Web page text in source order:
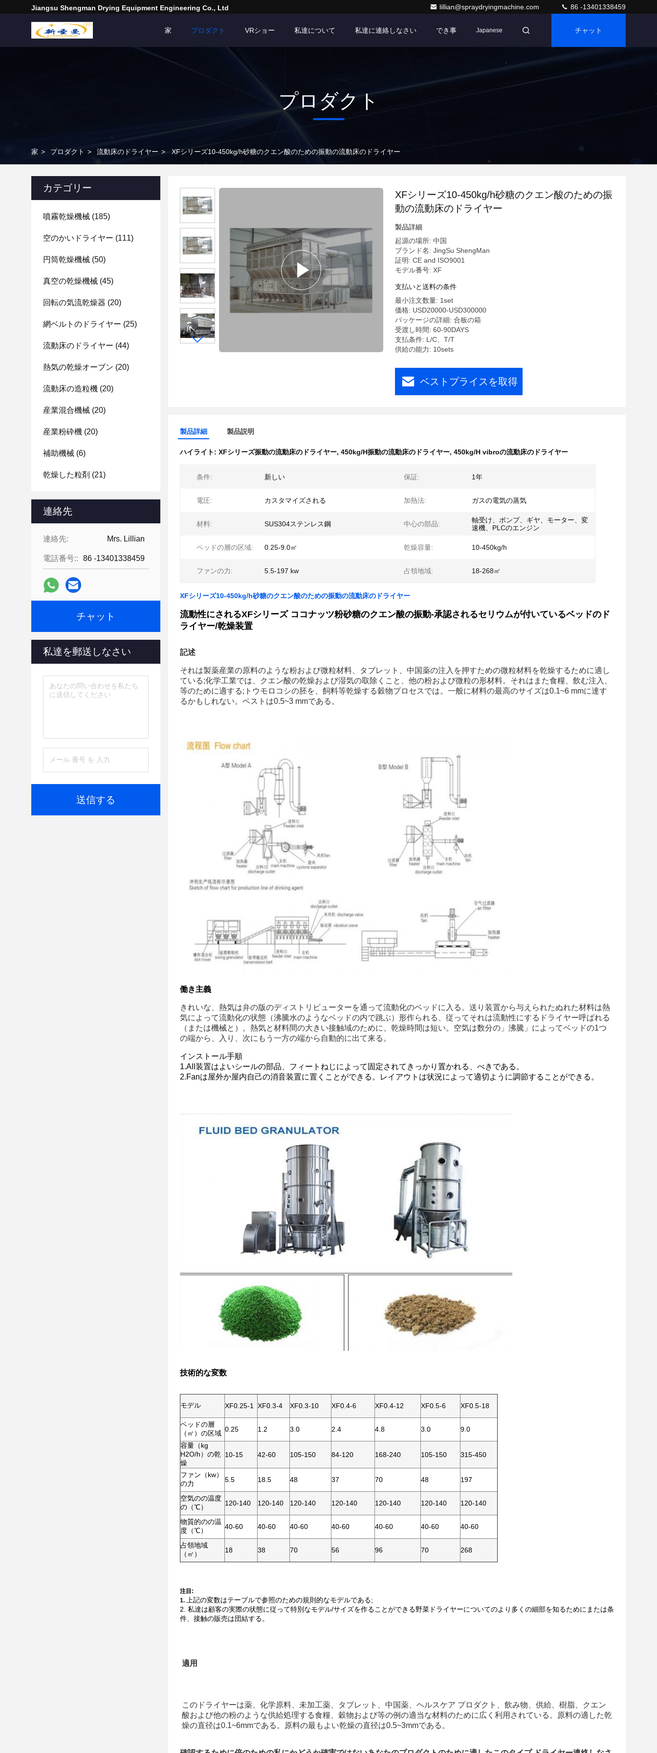
Jiangsu Shengman Drying Equipment Engineering Co., Ltd lillian@spraydryingmachine.com 86 -13401338459
家 プロダクト VRショー 私達について 私達に連絡しなさい でき事 Japanese チャット
プロダクト
家 > プロダクト > 流動床のドライヤー > XFシリーズ10-450kg/h砂糖のクエン酸のための振動の流動床のドライヤー
カテゴリー
噴霧乾燥機械 (185)
空のかいドライヤー (111)
円筒乾燥機械 (50)
真空の乾燥機械 (45)
回転の気流乾燥器 (20)
網ベルトのドライヤー (25)
流動床のドライヤー (44)
熱気の乾燥オーブン (20)
流動床の造粒機 (20)
産業混合機械 (20)
産業粉砕機 (20)
補助機械 (6)
乾燥した粒剤 (21)
連絡先
連絡先: Mrs. Lillian
電話番号:: 86 -13401338459
チャット
私達を郵送しなさい
送信する
XFシリーズ10-450kg/h砂糖のクエン酸のための振
動の流動床のドライヤー
製品詳細
起源の場所: 中国
ブランド名: JingSu ShengMan
証明: CE and ISO9001
モデル番号: XF
支払いと送料の条件
最小注文数量: 1set
価格: USD20000-USD300000
パッケージの詳細: 合板の箱
受渡し時間: 60-90DAYS
支払条件: L/C、T/T
供給の能力: 10sets
ベストプライスを取得
製品詳細 製品説明
ハイライト: XFシリーズ振動の流動床のドライヤー, 450kg/H振動の流動床のドライヤー, 450kg/H vibroの流動床のドライヤー
条件: 新しい 保証: 1年
電圧: カスタマイズされる 加熱法: ガスの電気の蒸気
材料: SUS304ステンレス鋼 中心の部品:
軸受け、ポンプ、ギヤ、モーター、変
速機、PLCのエンジン
ベッドの層の区域: 0.25-9.0㎡ 乾燥容量: 10-450kg/h
ファンの力: 5.5-197 kw 占領地域: 18-268㎡
XFシリーズ10-450kg/h砂糖のクエン酸のための振動の流動床のドライヤー
流動性にされるXFシリーズ ココナッツ粉砂糖のクエン酸の振動-承認されるセリウムが付いているベッドのド
ライヤー/乾燥装置
記述
それは製薬産業の原料のような粉および微粒材料、タブレット、中国薬の注入を押すための微粒材料を乾燥するために適し
ている;化学工業では、クエン酸の乾燥および湿気の取除くこと、他の粉および微粒の形材料。それはまた食糧、飲む注入、
等のために適する;トウモロコシの胚を、飼料等乾燥する穀物プロセスでは。一般に材料の最高のサイズは0.1~6 mmに達す
るかもしれない。ベストは0.5~3 mmである。
働き主義
きれいな、熱気は弁の版のディストリビューターを通って流動化のベッドに入る。送り装置から与えられたぬれた材料は熱
気によって流動化の状態（沸騰水のようなベッドの内で跳ぶ）形作られる、従ってそれは流動性にするドライヤー呼ばれる
（または機械と）。熱気と材料間の大きい接触域のために、乾燥時間は短い。空気は数分の」沸騰」によってベッドの1つ
の端から、入り、次にもう一方の端から自動的に出て来る。
インストール手順
1.All装置はよいシールの部品、フィートねじによって固定されてきっかり置かれる、べきである。
2.Fanは屋外か屋内自己の消音装置に置くことができる。レイアウトは状況によって適切ように調節することができる。
技術的な変数
モデル XF0.25-1 XF0.3-4 XF0.3-10 XF0.4-6 XF0.4-12 XF0.5-6 XF0.5-18
ベッドの層
（㎡）の区域 0.25 1.2 3.0 2.4 4.8 3.0 9.0
容量（kg
H2O/h）の乾
燥
10-15 42-60 105-150 84-120 168-240 105-150 315-450
ファン（kw）
の力
5.5 18.5 48 37 70 48 197
空気のの温度
の（℃）
120-140 120-140 120-140 120-140 120-140 120-140 120-140
物質的のの温
度（℃）
40-60 40-60 40-60 40-60 40-60 40-60 40-60
占領地域
（㎡）
18 38 70 56 96 70 268
注目:
1.
上記の変数はテーブルで参照のための規則的なモデルである;
2. 私達は顧客の実際の状態に従って特別なモデル/サイズを作ることができる野菜ドライヤーについてのより多くの細部を知るためにまたは条
件、接触の販売は団結する。
適用
このドライヤーは薬、化学原料、未加工薬、タブレット、中国薬、ヘルスケア プロダクト、飲み物、供給、樹脂、クエン
酸および他の粉のような供給処理する食糧、穀物および等の例の適当な材料のために広く利用されている。原料の適した乾
燥の直径は0.1~6mmである。原料の最もよい乾燥の直径は0.5~3mmである。